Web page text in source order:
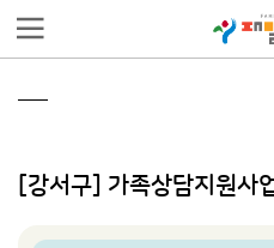
[강서구] 가족상담지원사